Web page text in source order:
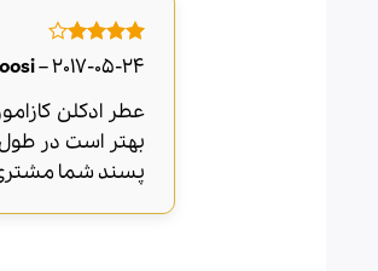
امتیاز
4
از 5
–2017-05-24
بهتر است در طول
پسند شما مشتری